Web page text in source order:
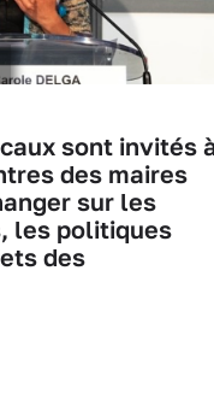
sont invités
des maires
sur les
les politiques
des